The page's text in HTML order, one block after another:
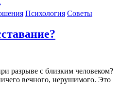
Психология Советы
разрыве с близким человеком?
вечного, нерушимого. Это